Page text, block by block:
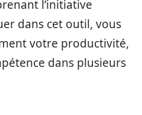
l’initiative
dans cet outil, vous
votre productivité,
dans plusieurs